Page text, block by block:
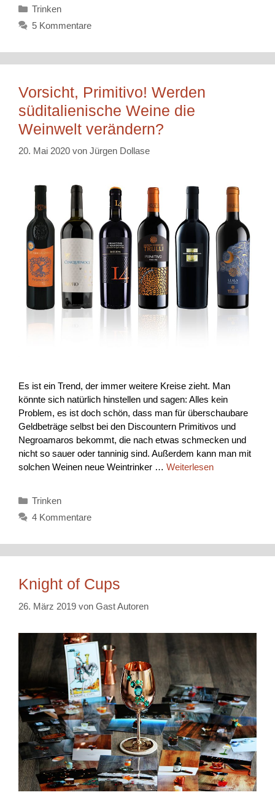
Kategorien
Trinken
5 Kommentare
Vorsicht, Primitivo! Werden
süditalienische Weine die
Weinwelt verändern?
20. Mai 2020 von Jürgen Dollase
Es ist ein Trend, der immer weitere Kreise zieht. Man
könnte sich natürlich hinstellen und sagen: Alles kein
Problem, es ist doch schön, dass man für überschaubare
Geldbeträge selbst bei den Discountern Primitivos und
Negroamaros bekommt, die nach etwas schmecken und
nicht so sauer oder tanninig sind. Außerdem kann man mit
solchen Weinen neue Weintrinker … Weiterlesen
Kategorien
Trinken
4 Kommentare
Knight of Cups
26. März 2019 von Gast Autoren